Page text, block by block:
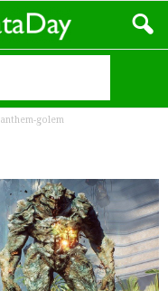
anthem-golem